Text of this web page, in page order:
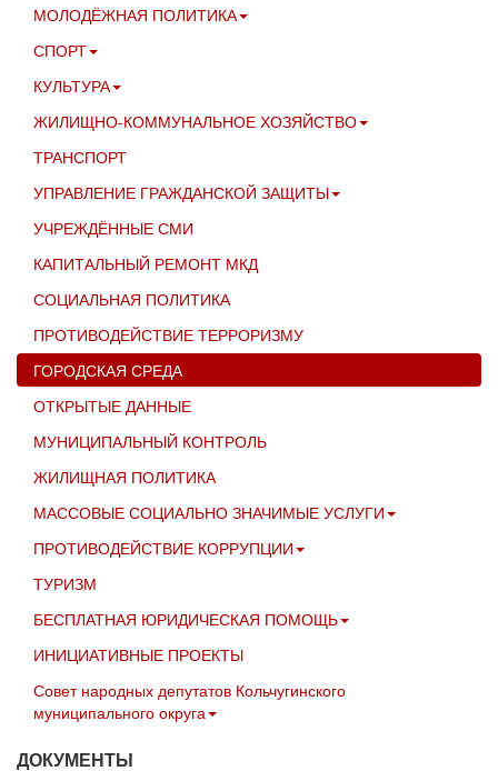
МОЛОДЁЖНАЯ ПОЛИТИКА
СПОРТ
КУЛЬТУРА
ЖИЛИЩНО-КОММУНАЛЬНОЕ ХОЗЯЙСТВО
ТРАНСПОРТ
УПРАВЛЕНИЕ ГРАЖДАНСКОЙ ЗАЩИТЫ
УЧРЕЖДЁННЫЕ СМИ
КАПИТАЛЬНЫЙ РЕМОНТ МКД
СОЦИАЛЬНАЯ ПОЛИТИКА
ПРОТИВОДЕЙСТВИЕ ТЕРРОРИЗМУ
ГОРОДСКАЯ СРЕДА
ОТКРЫТЫЕ ДАННЫЕ
МУНИЦИПАЛЬНЫЙ КОНТРОЛЬ
ЖИЛИЩНАЯ ПОЛИТИКА
МАССОВЫЕ СОЦИАЛЬНО ЗНАЧИМЫЕ УСЛУГИ
ПРОТИВОДЕЙСТВИЕ КОРРУПЦИИ
ТУРИЗМ
БЕСПЛАТНАЯ ЮРИДИЧЕСКАЯ ПОМОЩЬ
ИНИЦИАТИВНЫЕ ПРОЕКТЫ
Совет народных депутатов Кольчугинского
муниципального округа
ДОКУМЕНТЫ